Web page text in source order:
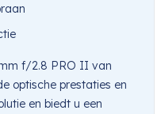
f/2.8 PRO II van
optische prestaties en
en biedt u een